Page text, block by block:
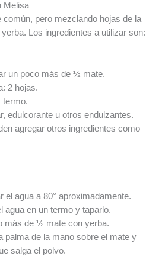
Melisa
común, pero mezclando hojas de la
Los ingredientes a utilizar son:
un poco más de ½ mate.
2 hojas.
termo.
edulcorante u otros endulzantes.
agregar otros ingredientes como
el agua a 80° aproximadamente.
agua en un termo y taparlo.
más de ½ mate con yerba.
palma de la mano sobre el mate y
salga el polvo.